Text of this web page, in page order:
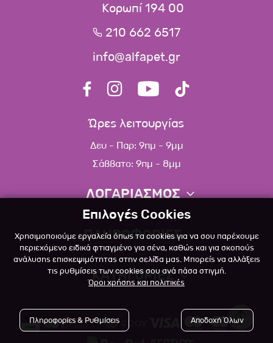
Κορωπί 194 00
210 662 6517
info@alfapet.gr
Ώρες λειτουργίας
Δευ - Παρ: 9πμ - 9μμ
Σάββατο: 9πμ - 8μμ
ΛΟΓΑΡΙΑΣΜΟΣ
Πληροφορίες λογαριασμού
Λίστα αγαπημένων
Πολιτική επιστροφών
ΠΛΗΡΟΦΟΡΙΕΣ
Σχετικά
Επικοινωνία
Blog
Όροι Χρήσης
ΚΑΤΗΓΟΡΙΕΣ
Επιλογές Cookies
Χρησιμοποιούμε εργαλεία όπως τα cookies για να σου παρέχουμε
περιεχόμενο ειδικά φτιαγμένο για σένα, καθώς και για σκοπούς
ανάλυσης επισκεψιμότητας στην σελίδα μας. Μπορείς να αλλάξεις
τις ρυθμίσεις των cookies σου ανά πάσα στιγμή.
Όροι χρήσης και πολιτικές
Πληροφορίες & Ρυθμίσεις Αποδοχή Όλων